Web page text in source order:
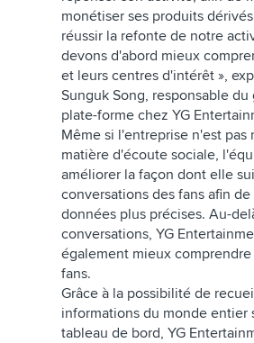
monétiser ses produits
réussir la refonte de notre
devons d'abord mieux
et leurs centres d'intérêt »,
Sunguk Song, responsable
plate-forme chez YG
Même si l'entreprise n'est pas
matière d'écoute sociale,
améliorer la façon dont elle
conversations des fans afin
données plus précises. Au-
conversations, YG
également mieux
fans.
Grâce à la possibilité de
informations du monde entier
tableau de bord, YG